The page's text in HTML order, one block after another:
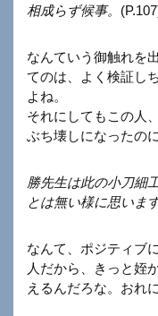
相成らず候事。
なんていう御触れを
てのは、よく検証し
よね。
それにしてもこの人
ぶち壊しになったのに
勝先生は此の小刀細
とは無い様に思います
なんて、ポジティブ
人だから、きっと姪
えるんだろな。おれ